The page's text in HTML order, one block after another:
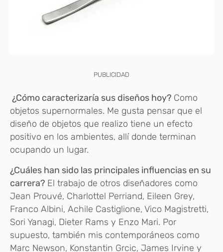
PUBLICIDAD
¿Cómo caracterizaría sus diseños hoy? Como
objetos supernormales. Me gusta pensar que el
diseño de objetos que realizo tiene un efecto
positivo en los ambientes, allí donde terminan
ocupando un lugar.
¿Cuáles han sido las principales influencias en su
carrera? El trabajo de otros diseñadores como
Jean Prouvé, Charlottel Perriand, Eileen Grey,
Franco Albini, Achile Castiglione, Vico Magistretti,
Sori Yanagi, Dieter Rams y Enzo Mari. Por
supuesto, también mis contemporáneos como
Marc Newson, Konstantin Grcic, James Irvine y